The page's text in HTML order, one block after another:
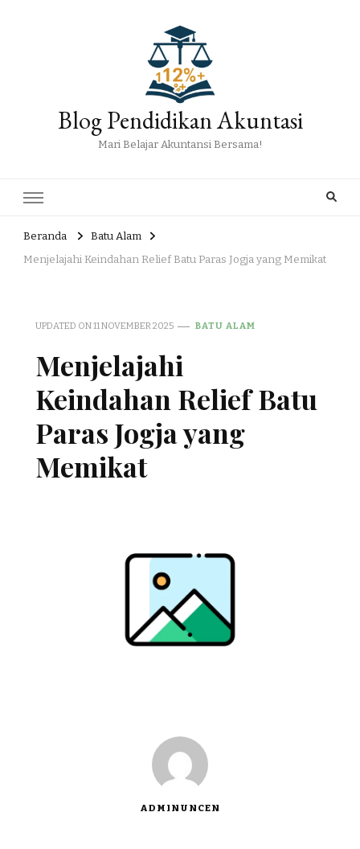
Blog Pendidikan Akuntasi
Mari Belajar Akuntansi Bersama!
Beranda
Batu Alam
Menjelajahi Keindahan Relief Batu Paras Jogja yang Memikat
UPDATED ON11 NOVEMBER 2025 BATU ALAM
Menjelajahi
Keindahan Relief Batu
Paras Jogja yang
Memikat
ADMINUNCEN